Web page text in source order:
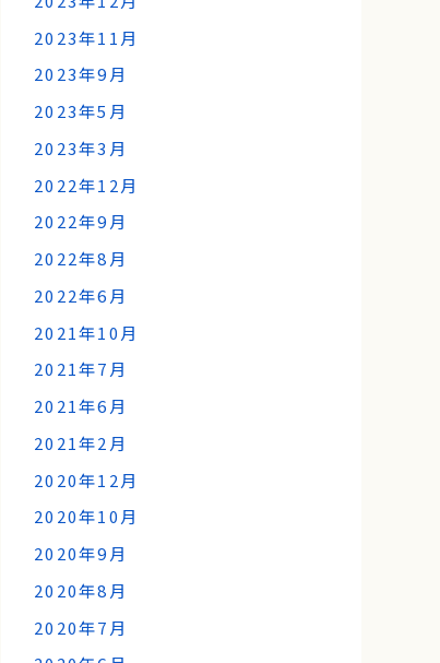
2023年11月
2023年9月
2023年5月
2023年3月
2022年12月
2022年9月
2022年8月
2022年6月
2021年10月
2021年7月
2021年6月
2021年2月
2020年12月
2020年10月
2020年9月
2020年8月
2020年7月